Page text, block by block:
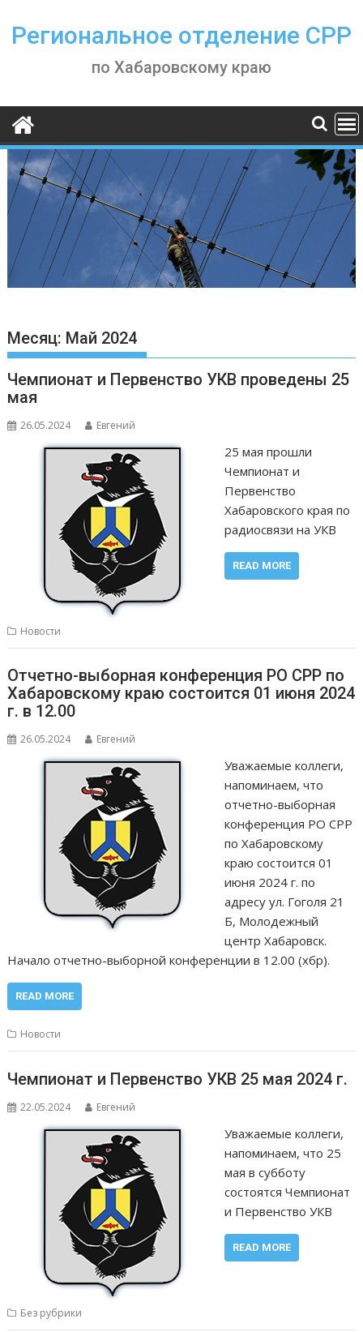
content
Региональное отделение СРР
по Хабаровскому краю
Месяц: Май 2024
Чемпионат и Первенство УКВ проведены 25
мая
26.05.2024 Евгений
25 мая прошли
Чемпионат и
Первенство
Хабаровского края по
радиосвязи на УКВ
READ MORE
Новости
Отчетно-выборная конференция РО СРР по
Хабаровскому краю состоится 01 июня 2024
г. в 12.00
26.05.2024 Евгений
Уважаемые коллеги,
напоминаем, что
отчетно-выборная
конференция РО СРР
по Хабаровскому
краю состоится 01
июня 2024 г. по
адресу ул. Гоголя 21
Б, Молодежный
центр Хабаровск.
Начало отчетно-выборной конференции в 12.00 (хбр).
READ MORE
Новости
Чемпионат и Первенство УКВ 25 мая 2024 г.
22.05.2024 Евгений
Уважаемые коллеги,
напоминаем, что 25
мая в субботу
состоятся Чемпионат
и Первенство УКВ
READ MORE
Без рубрики